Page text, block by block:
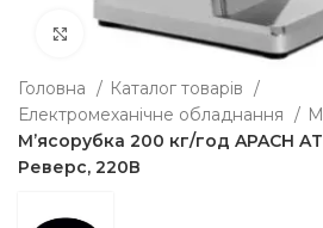
Клацніть, щоб збільшити
Головна
Каталог товарів
Електромеханічне обладнання
М’ясорубка 200 кг/год APACH
Реверс, 220В